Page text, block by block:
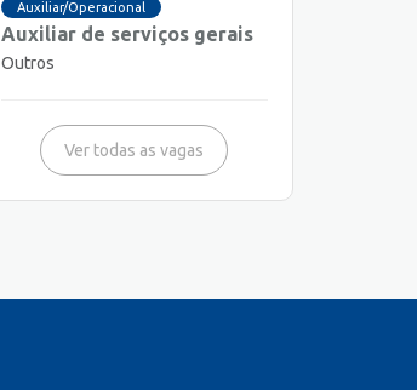
Auxiliar/Operacional
Auxiliar de serviços gerais
Outros
Ver todas as vagas